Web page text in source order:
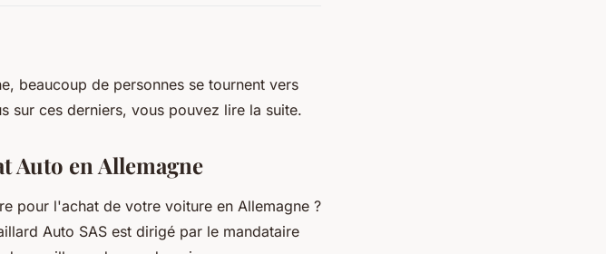
beaucoup de personnes se tournent vers
sur ces derniers, vous pouvez lire la suite.
Auto en Allemagne
pour l'achat de votre voiture en Allemagne ?
Auto SAS est dirigé par le mandataire